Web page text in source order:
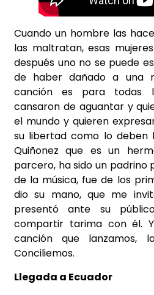
Cuando un hombre las
las maltratan, esas
después uno no se puede
de haber dañado a una
canción es para todas
cansaron de aguantar y
el mundo y quieren
su libertad como lo deben
Quiñonez que es un
parcero, ha sido un
de la música, fue de los
dio su mano, que me
presentó ante su
compartir tarima con él.
canción que lanzamos,
Conciliemos.
Llegada a Ecuador